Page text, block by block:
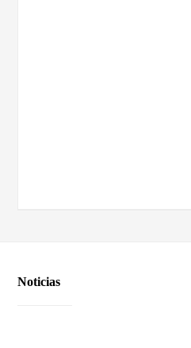
Noticias